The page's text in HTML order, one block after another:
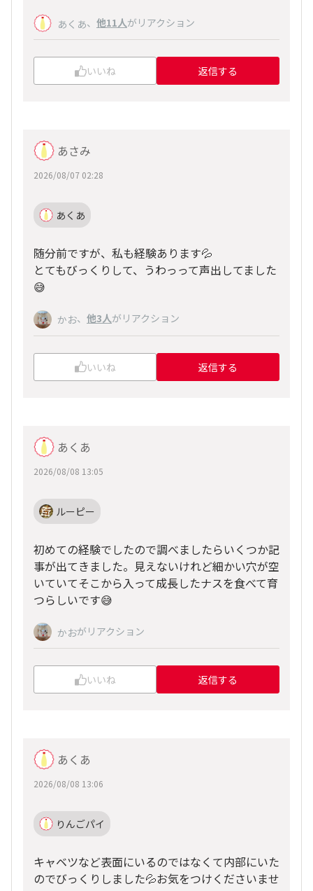
あくあ、 他11人がリアクション
いいね 返信する
あさみ
2026/08/07 02:28
あくあ
随分前ですが、私も経験あります💦
とてもびっくりして、うわっって声出してました
😅
かお、 他3人がリアクション
いいね 返信する
あくあ
2026/08/08 13:05
ルーピー
初めての経験でしたので調べましたらいくつか記
事が出てきました。見えないけれど細かい穴が空
いていてそこから入って成長したナスを食べて育
つらしいです😅
かおがリアクション
いいね 返信する
あくあ
2026/08/08 13:06
りんごパイ
キャベツなど表面にいるのではなくて内部にいた
のでびっくりしました💦お気をつけくださいませ